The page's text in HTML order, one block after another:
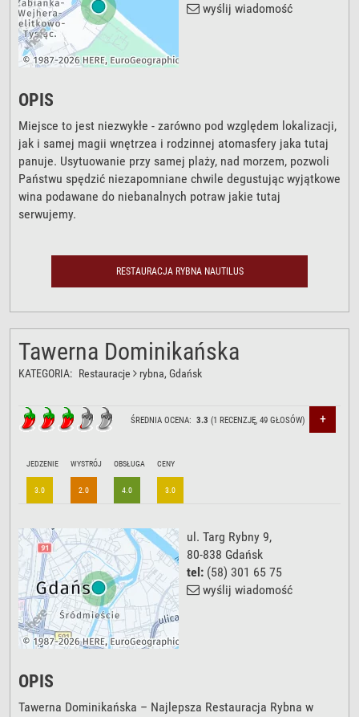
wyślij wiadomość
OPIS
Miejsce to jest niezwykłe - zarówno pod względem lokalizacji,
jak i samej magii wnętrzea i rodzinnej atomasfery jaka tutaj
panuje. Usytuowanie przy samej plaży, nad morzem, pozwoli
Państwu spędzić niezapomniane chwile degustując wyjątkowe
wina podawane do niebanalnych potraw jakie tutaj
serwujemy.
RESTAURACJA RYBNA NAUTILUS
Tawerna Dominikańska
KATEGORIA: Restauracje rybna, Gdańsk
ŚREDNIA OCENA:3.3 (1 RECENZJĘ,49 GŁOSÓW) +
JEDZENIE
3.0
WYSTRÓJ
2.0
OBSŁUGA
4.0
CENY
3.0
ul. Targ Rybny 9,
80-838 Gdańsk
tel: (58) 301 65 75
wyślij wiadomość
OPIS
Tawerna Dominikańska – Najlepsza Restauracja Rybna w